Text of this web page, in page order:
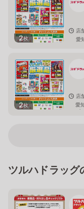
2枚
店
愛
2枚
店
愛
ビ
ツルハドラッグ